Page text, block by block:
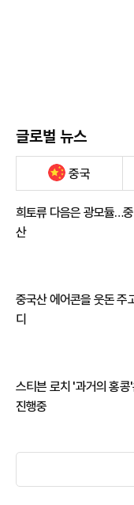
글로벌 뉴스
중국
희토류 다음은 광모듈…
산
중국산 에어콘을 웃돈 주
디
스티븐 로치 '과거의 홍
진행중